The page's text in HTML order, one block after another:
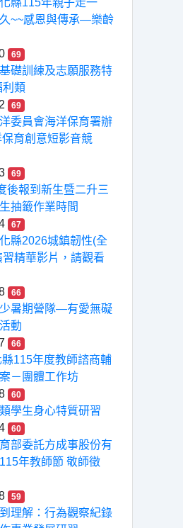
縣115年親子走一
~~感恩與傳承—樂齡
69
礎訓練及志願服務特
利類
69
委員會海洋保育署辦
育創意短影音競
69
後報到新生暨二升三
抽籤作業時間
67
縣2026城鎮韌性(全
習精華影片，請觀看
66
少暑期營隊—有愛無礙
動
66
115年度教師諮商輔
－團體工作坊
60
學生身心特質研習
60
部委託方成事股份有
年教師節 敬師徵
59
到理解：行為觀察紀錄